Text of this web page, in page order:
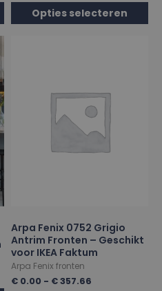
Opties selecteren
Arpa Fenix 0752 Grigio
Antrim Fronten – Geschikt
voor IKEA Faktum
Arpa Fenix fronten
€ 0.00 - €357.66